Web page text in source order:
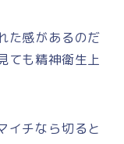
た感があるのだ
ても精神衛生上
イチなら切ると